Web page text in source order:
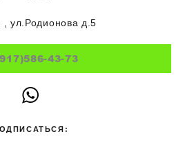
, ул.Родионова д.5
43-73